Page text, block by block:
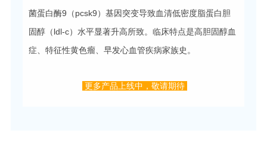
菌蛋白酶9（pcsk9）基因突变导致血清低密度脂蛋白胆
固醇（ldl-c）水平显著升高所致。临床特点是高胆固醇血
症、特征性黄色瘤、早发心血管疾病家族史。
更多产品上线中，敬请期待